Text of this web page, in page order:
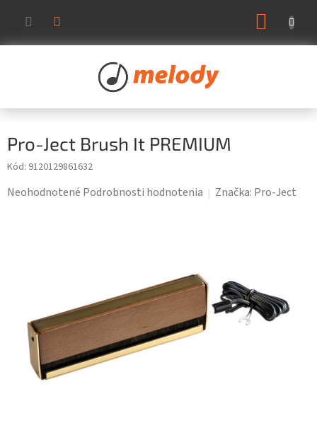
obsah
Pro-Ject Brush It PREMIUM
Kód: 9120129861632
Priemerné
Neohodnotené Podrobnosti hodnotenia Značka: Pro-Ject